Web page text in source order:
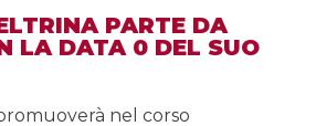
PARTE DA
LA DATA 0 DEL SUO
nel corso